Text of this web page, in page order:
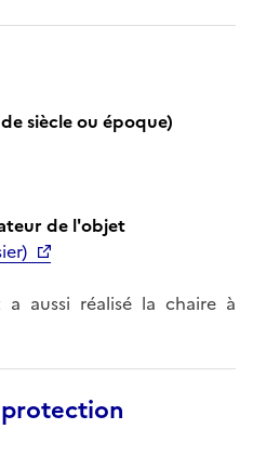
siècle ou époque)
de l'objet
aussi réalisé la chaire à